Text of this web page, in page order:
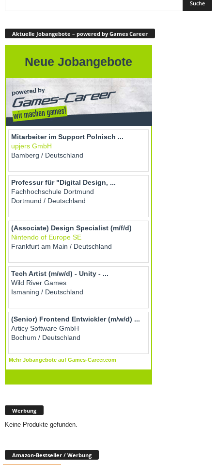
Aktuelle Jobangebote – powered by Games Career
Werbung
Keine Produkte gefunden.
Amazon-Bestseller / Werbung